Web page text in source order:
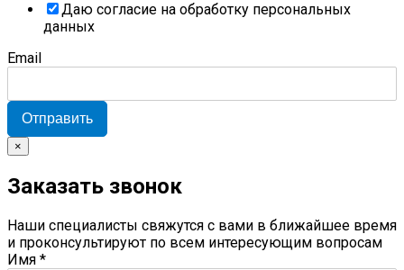
Даю согласие на обработку персональных
данных
Email
Отправить
×
Заказать звонок
Наши специалисты свяжутся с вами в ближайшее время
и проконсультируют по всем интересующим вопросам
Имя *